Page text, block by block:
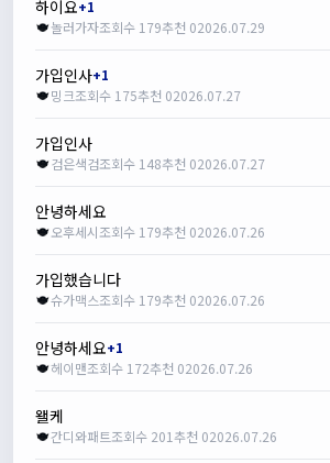
하이요+1
놀러가자조회수 179추천 02026.07.29
가입인사+1
밍크조회수 175추천 02026.07.27
가입인사
검은색검조회수 148추천 02026.07.27
안녕하세요
오후세시조회수 179추천 02026.07.26
가입했습니다
슈가맥스조회수 179추천 02026.07.26
안녕하세요+1
헤이맨조회수 172추천 02026.07.26
왤케
간디와패트조회수 201추천 02026.07.26